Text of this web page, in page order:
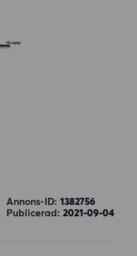
Annons-ID: 1382756
Publicerad: 2021-09-04